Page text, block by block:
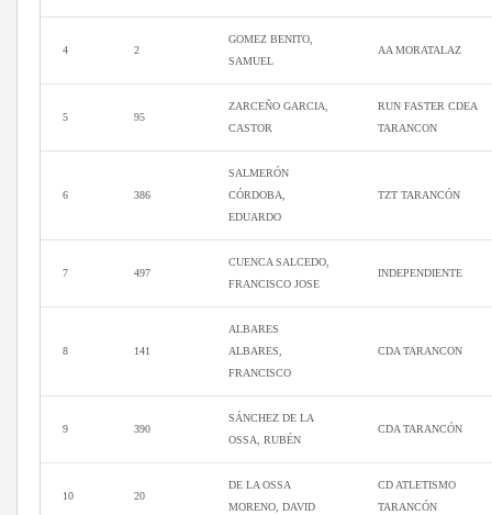
4 2
GOMEZ BENITO,
SAMUEL
AA MORATALAZ
5 95
ZARCEÑO GARCIA,
CASTOR
RUN FASTER CDEA
TARANCON
6 386
SALMERÓN
CÓRDOBA,
EDUARDO
TZT TARANCÓN
7 497
CUENCA SALCEDO,
FRANCISCO JOSE
INDEPENDIENTE
8 141
ALBARES
ALBARES,
FRANCISCO
CDA TARANCON
9 390
SÁNCHEZ DE LA
OSSA, RUBÉN
CDA TARANCÓN
10 20
DE LA OSSA
MORENO, DAVID
CD ATLETISMO
TARANCÓN